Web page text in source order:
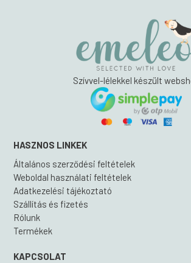
Szívvel-lélekkel készült
HASZNOS LINKEK
Általános szerződési feltételek
Weboldal használati feltételek
Adatkezelési tájékoztató
Szállítás és fizetés
Rólunk
Termékek
KAPCSOLAT